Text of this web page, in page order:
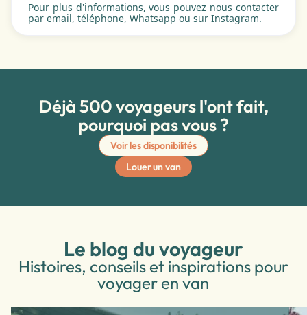
Pour plus d'informations, vous pouvez nous contacter
par email, téléphone, Whatsapp ou sur Instagram.
Déjà 500 voyageurs l'ont fait,
pourquoi pas vous ?
Voir les disponibilités
Louer un van
Le blog du voyageur
Histoires, conseils et inspirations pour
voyager en van